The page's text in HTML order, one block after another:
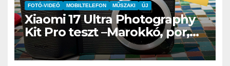
FOTÓ-VIDEÓ MOBILTELEFON MŰSZAKI ÚJ
Xiaomi 17 Ultra Photography
Kit Pro teszt –Marokkó, por,
hegyek és az a
bizonyospillanat, amikor nem